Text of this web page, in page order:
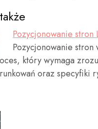
Pozycjonowanie stron
Pozycjonowanie stron
który wymaga
oraz specyfiki